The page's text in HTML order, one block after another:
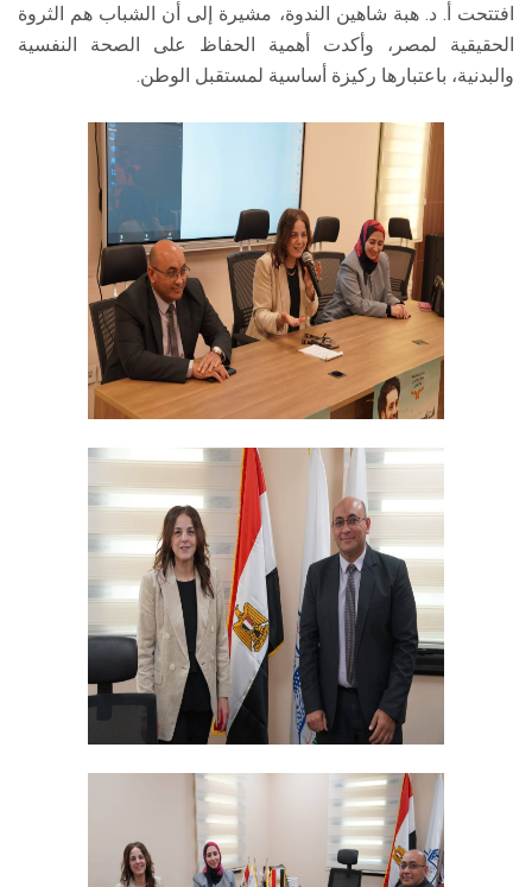
افتتحت أ. د. هبة شاهين الندوة، مشيرة إلى أن الشباب هم الثروة
الحقيقية لمصر، وأكدت أهمية الحفاظ على الصحة النفسية
والبدنية، باعتبارها ركيزة أساسية لمستقبل الوطن.